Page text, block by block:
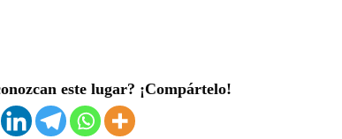
este lugar? ¡Compártelo!